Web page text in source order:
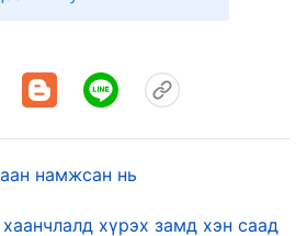
байдлыг алдагдуулж
байлаа. Би Бурханы
намжсан нь
хүрэх замд хэн саад